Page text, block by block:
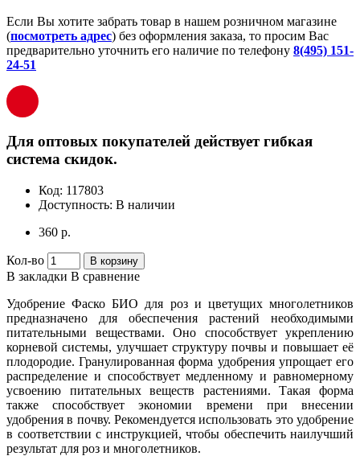
Если Вы хотите забрать товар в нашем розничном магазине
(посмотреть адрес) без оформления заказа, то просим Вас
предварительно уточнить его наличие по телефону 8(495) 151-
24-51
Для оптовых покупателей действует гибкая
система скидок.
Код: 117803
Доступность: В наличии
360 р.
Кол-во В корзину
В закладки В сравнение
Удобрение Фаско БИО для роз и цветущих многолетников
предназначено для обеспечения растений необходимыми
питательными веществами. Оно способствует укреплению
корневой системы, улучшает структуру почвы и повышает её
плодородие. Гранулированная форма удобрения упрощает его
распределение и способствует медленному и равномерному
усвоению питательных веществ растениями. Такая форма
также способствует экономии времени при внесении
удобрения в почву. Рекомендуется использовать это удобрение
в соответствии с инструкцией, чтобы обеспечить наилучший
результат для роз и многолетников.